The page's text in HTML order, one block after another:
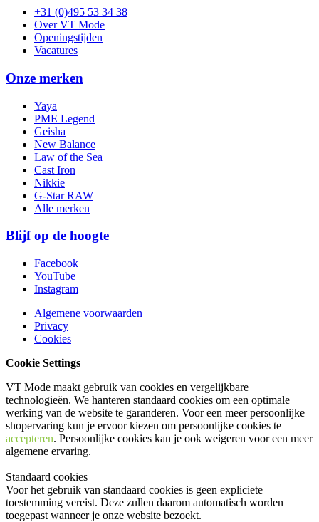
+31 (0)495 53 34 38
Over VT Mode
Openingstijden
Vacatures
Onze merken
Yaya
PME Legend
Geisha
New Balance
Law of the Sea
Cast Iron
Nikkie
G-Star RAW
Alle merken
Blijf op de hoogte
Facebook
YouTube
Instagram
Algemene voorwaarden
Privacy
Cookies
Cookie Settings
VT Mode maakt gebruik van cookies en vergelijkbare
technologieën. We hanteren standaard cookies om een optimale
werking van de website te garanderen. Voor een meer persoonlijke
shopervaring kun je ervoor kiezen om persoonlijke cookies te
accepteren. Persoonlijke cookies kan je ook weigeren voor een meer
algemene ervaring.
Standaard cookies
Voor het gebruik van standaard cookies is geen expliciete
toestemming vereist. Deze zullen daarom automatisch worden
toegepast wanneer je onze website bezoekt.